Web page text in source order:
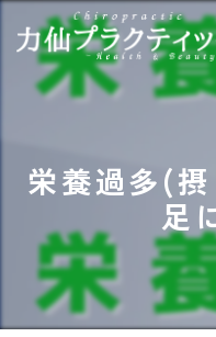
栄養過多(
足